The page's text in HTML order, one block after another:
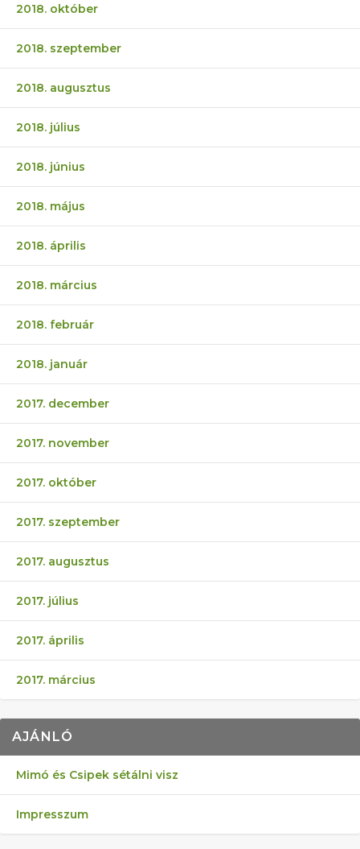
2018. október
2018. szeptember
2018. augusztus
2018. július
2018. június
2018. május
2018. április
2018. március
2018. február
2018. január
2017. december
2017. november
2017. október
2017. szeptember
2017. augusztus
2017. július
2017. április
2017. március
AJÁNLÓ
Mimó és Csipek sétálni visz
Impresszum